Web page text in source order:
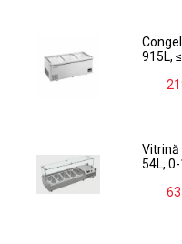
915L,
Vitrină
54L,